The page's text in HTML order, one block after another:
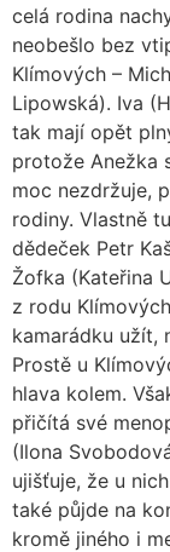
celá rodina
neobešlo bez
Klímových –
Lipowská). Iva
tak mají opět
protože Anežka
moc nezdržuje,
rodiny. Vlastně
dědeček Petr
Žofka (Kateřina
z rodu
kamarádku užít,
Prostě u
hlava kolem.
přičítá své
(Ilona
ujišťuje, že u
také půjde na
kromě jiného i